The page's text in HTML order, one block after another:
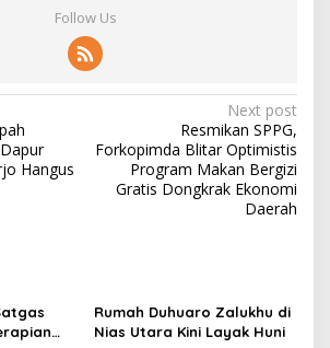
Follow Us
Hangus
Next post
Resmikan SPPG,
Forkopimda Blitar Optimistis
Program Makan Bergizi
Gratis Dongkrak Ekonomi
Daerah
Rumah Duhuaro Zalukhu di
Nias Utara Kini Layak Huni